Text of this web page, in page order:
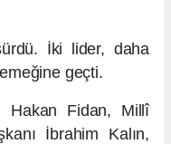
İki lider, daha
geçti.
Hakan Fidan, Millî
İbrahim Kalın,